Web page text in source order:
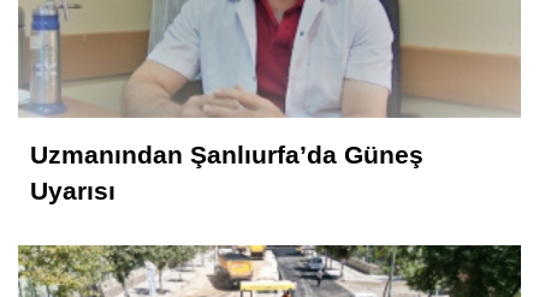
Uzmanından Şanlıurfa’da Güneş
Uyarısı